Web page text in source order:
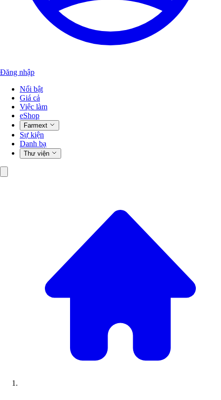
Đăng nhập
Nổi bật
Giá cả
Việc làm
eShop
Farmext
Sự kiện
Danh bạ
Thư viện